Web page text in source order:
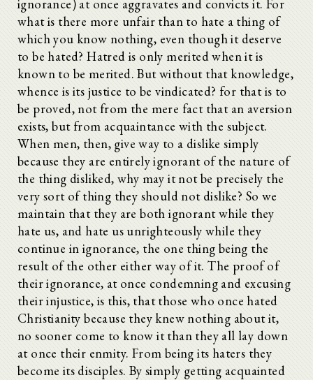
ignorance) at once aggravates and convicts it. For
what is there more unfair than to hate a thing of
which you know nothing, even though it deserve
to be hated? Hatred is only merited when it is
known to be merited. But without that knowledge,
whence is its justice to be vindicated? for that is to
be proved, not from the mere fact that an aversion
exists, but from acquaintance with the subject.
When men, then, give way to a dislike simply
because they are entirely ignorant of the nature of
the thing disliked, why may it not be precisely the
very sort of thing they should not dislike? So we
maintain that they are both ignorant while they
hate us, and hate us unrighteously while they
continue in ignorance, the one thing being the
result of the other either way of it. The proof of
their ignorance, at once condemning and excusing
their injustice, is this, that those who once hated
Christianity because they knew nothing about it,
no sooner come to know it than they all lay down
at once their enmity. From being its haters they
become its disciples. By simply getting acquainted